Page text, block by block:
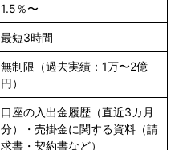
1.5％〜
最短3時間
無制限（過去実績：1万〜2億
円）
口座の入出金履歴（直近3カ月
分）・売掛金に関する資料（請
求書・契約書など）